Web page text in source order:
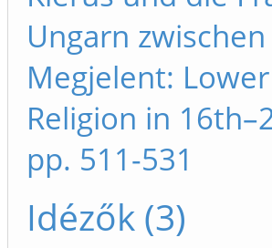
Ungarn
Megjelent:
Religion in
pp. 511-531
Idézők (3)